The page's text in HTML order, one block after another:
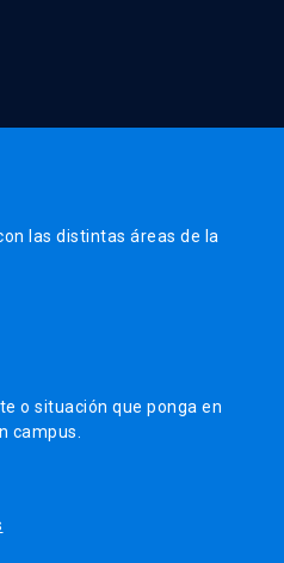
las distintas áreas de la
o situación que ponga en
campus.